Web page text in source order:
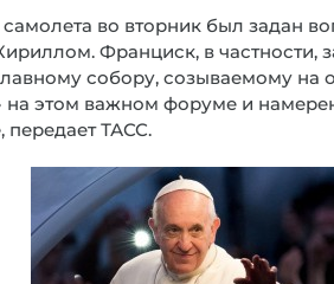
во вторник был задан
Франциск, в частности,
собору, созываемому на
на этом важном форуме и
передает ТАСС.